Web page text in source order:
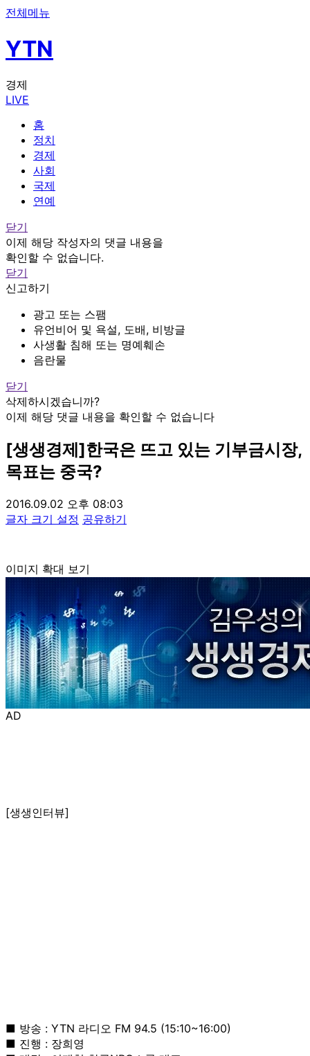
전체메뉴
YTN
경제
LIVE
홈
정치
경제
사회
국제
연예
닫기
이제 해당 작성자의 댓글 내용을
확인할 수 없습니다.
닫기
신고하기
광고 또는 스팸
유언비어 및 욕설, 도배, 비방글
사생활 침해 또는 명예훼손
음란물
닫기
삭제하시겠습니까?
이제 해당 댓글 내용을 확인할 수 없습니다
[생생경제]한국은 뜨고 있는 기부금시장,
목표는 중국?
2016.09.02 오후 08:03
글자 크기 설정 공유하기
이미지 확대 보기
AD
[생생인터뷰]
■ 방송 : YTN 라디오 FM 94.5 (15:10~16:00)
■ 진행 : 장희영